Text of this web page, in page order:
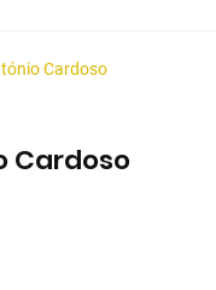
Cardoso
Cardoso